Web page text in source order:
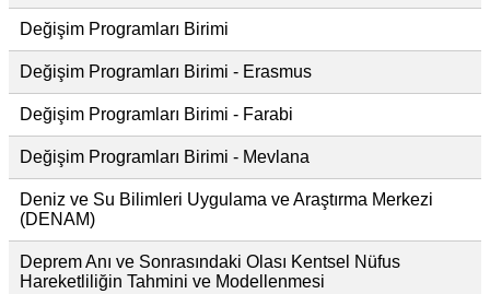
Değişim Programları Birimi
Değişim Programları Birimi - Erasmus
Değişim Programları Birimi - Farabi
Değişim Programları Birimi - Mevlana
Deniz ve Su Bilimleri Uygulama ve Araştırma Merkezi
(DENAM)
Deprem Anı ve Sonrasındaki Olası Kentsel Nüfus
Hareketliliğin Tahmini ve Modellenmesi